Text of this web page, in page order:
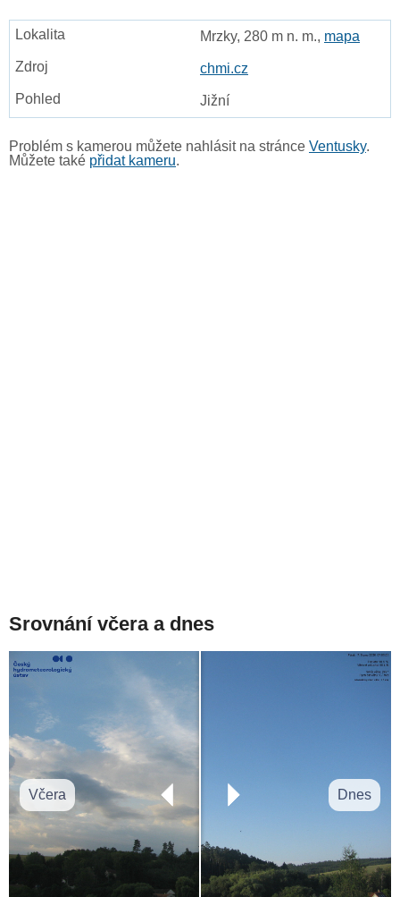
Mrzky, 280 m n. m., mapa
chmi.cz
Jižní
Problém s kamerou můžete nahlásit na stránce Ventusky.
Můžete také přidat kameru.
Srovnání včera a dnes
Včera Dnes